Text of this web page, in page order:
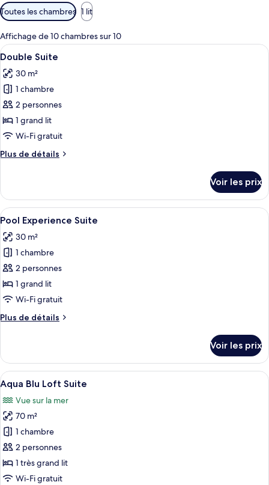
Filtres
disponibles
pour
les
chambres
Toutes les chambres 1 lit
Affichage de 10 chambres sur 10
Afficher
toutes
les
photos
pour
ce
type
chambre :
Une chambre d’hôtel moderne,
4
Double Suite
30 m²
1 chambre
2 personnes
1 grand lit
Wi-Fi gratuit
Plus de détails
Plus
le
type
de
chambre
Double
Suite
Voir les prix
Afficher
toutes
les
photos
pour
ce
type
chambre :
Suite
Une piscine avec des marches
7
Pool Experience Suite
30 m²
1 chambre
2 personnes
1 grand lit
Wi-Fi gratuit
Plus de détails
Plus
le
type
de
chambre
Pool
Experience
Suite
Voir les prix
Afficher
toutes
les
photos
pour
ce
type
de
Une chambre moderne avec un
1
Aqua Blu Loft Suite
Vue sur la mer
70 m²
1 chambre
2 personnes
1 très grand lit
Wi-Fi gratuit